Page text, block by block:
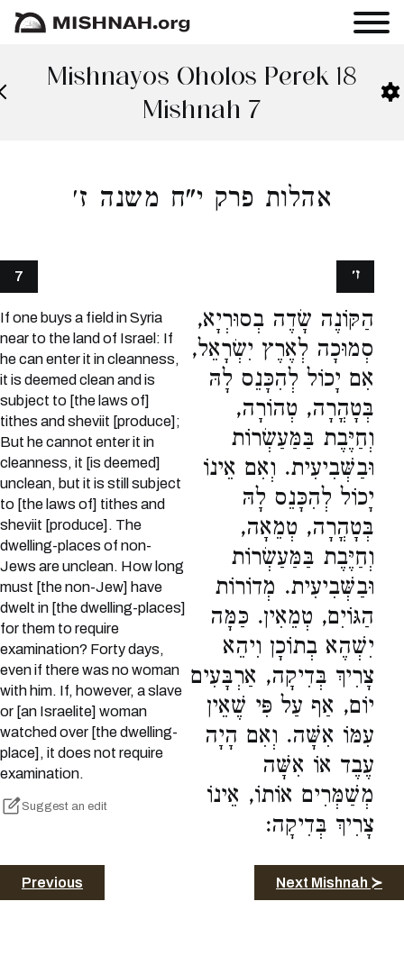
Mishnayos Oholos Perek 18
Mishnah 7
אהלות פרק י"ח משנה ז׳
7
If one buys a field in Syria
near to the land of Israel: If
he can enter it in cleanness,
it is deemed clean and is
subject to [the laws of]
tithes and sheviit [produce];
But he cannot enter it in
cleanness, it [is deemed]
unclean, but it is still subject
to [the laws of] tithes and
sheviit [produce]. The
dwelling-places of non-
Jews are unclean. How long
must [the non-Jew] have
dwelt in [the dwelling-places]
for them to require
examination? Forty days,
even if there was no woman
with him. If, however, a slave
or [an Israelite] woman
watched over [the dwelling-
place], it does not require
examination.
Suggest an edit
הַקּוֹנֶה שָׂדֶה בְסוּרְיָא,
סְמוּכָה לְאֶרֶץ יִשְׂרָאֵל,
אִם יָכוֹל לְהִכָּנֵס לָהּ
בְּטָהֳרָה, טְהוֹרָה,
וְחַיֶּבֶת בַּמַּעַשְׂרוֹת
וּבַשְּׁבִיעִית. וְאִם אֵינוֹ
יָכוֹל לְהִכָּנֵס לָהּ
בְּטָהֳרָה, טְמֵאָה,
וְחַיֶּבֶת בַּמַּעַשְׂרוֹת
וּבַשְּׁבִיעִית. מְדוֹרוֹת
הַגּוֹיִם, טְמֵאִין. כַּמָּה
יִשְׁהֶא בְתוֹכָן וִיהֵא
צָרִיךְ בְּדִיקָה, אַרְבָּעִים
יוֹם, אַף עַל פִּי שֶׁאֵין
עִמּוֹ אִשָּׁה. וְאִם הָיָה
עֶבֶד אוֹ אִשָּׁה
מְשַׁמְּרִים אוֹתוֹ, אֵינוֹ
צָרִיךְ בְּדִיקָה:
ז׳
Previous Next Mishnah ≻